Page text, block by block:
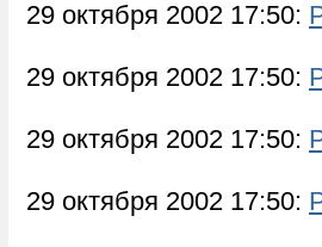
29 октября 2002 17:50:
29 октября 2002 17:50:
29 октября 2002 17:50:
29 октября 2002 17:50: